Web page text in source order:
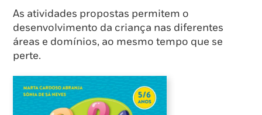
As atividades propostas permitem o
desenvolvimento da criança nas diferentes
áreas e domínios, ao mesmo tempo que se
perte.